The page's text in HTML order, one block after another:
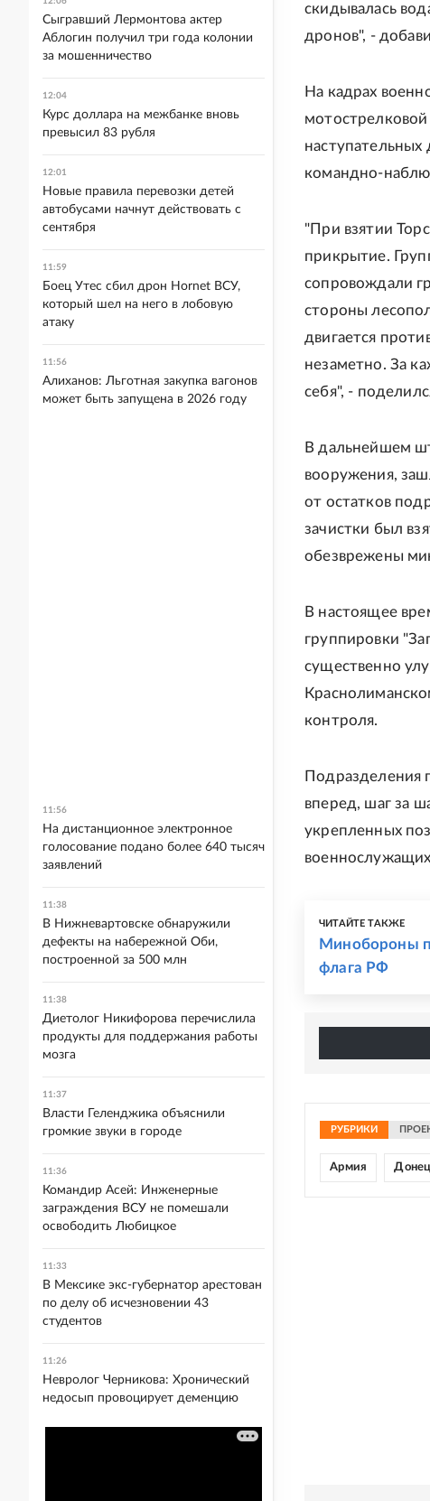
скидывалась
дронов", -
На кадрах
командно-
"При взятии
прикрытие.
сопровождали
стороны
двигается
незаметно. За
себя", -
В дальнейшем
вооружения,
от остатков
зачистки был
обезврежены
В настоящее
группировки
существенно
контроля.
Подразделения
вперед, шаг за
укрепленных
ЧИТАЙТЕ ТАКЖЕ
Минобороны
флага РФ
РУБРИКИ
Армия
Сыгравший Лермонтова актер
Аблогин получил три года колонии
за мошенничество
12:04
Курс доллара на межбанке вновь
превысил 83 рубля
12:01
Новые правила перевозки детей
автобусами начнут действовать с
сентября
11:59
Боец Утес сбил дрон Hornet ВСУ,
который шел на него в лобовую
атаку
11:56
Алиханов: Льготная закупка вагонов
может быть запущена в 2026 году
11:56
На дистанционное электронное
голосование подано более 640 тысяч
заявлений
11:38
В Нижневартовске обнаружили
дефекты на набережной Оби,
построенной за 500 млн
11:38
Диетолог Никифорова перечислила
продукты для поддержания работы
мозга
11:37
Власти Геленджика объяснили
громкие звуки в городе
11:36
Командир Асей: Инженерные
заграждения ВСУ не помешали
освободить Любицкое
11:33
В Мексике экс-губернатор арестован
по делу об исчезновении 43
студентов
11:26
Невролог Черникова: Хронический
недосып провоцирует деменцию